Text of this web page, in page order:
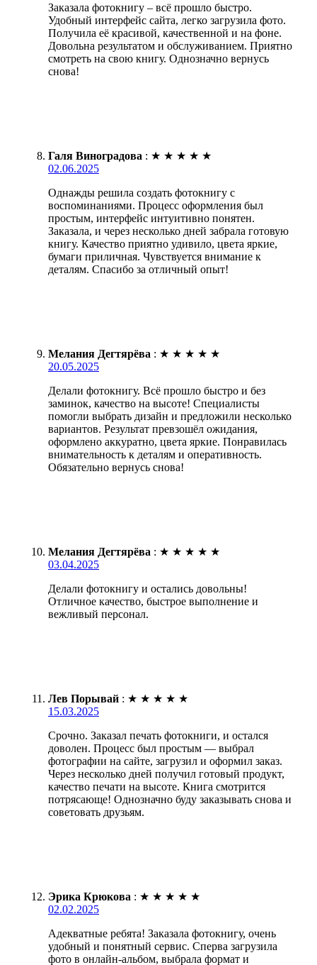
Заказала фотокнигу – всё прошло быстро.
Удобный интерфейс сайта, легко загрузила фото.
Получила её красивой, качественной и на фоне.
Довольна результатом и обслуживанием. Приятно
смотреть на свою книгу. Однозначно вернусь
снова!
Галя Виноградова : ★ ★ ★ ★ ★
02.06.2025
Однажды решила создать фотокнигу с
воспоминаниями. Процесс оформления был
простым, интерфейс интуитивно понятен.
Заказала, и через несколько дней забрала готовую
книгу. Качество приятно удивило, цвета яркие,
бумаги приличная. Чувствуется внимание к
деталям. Спасибо за отличный опыт!
Мелания Дегтярёва : ★ ★ ★ ★ ★
20.05.2025
Делали фотокнигу. Всё прошло быстро и без
заминок, качество на высоте! Специалисты
помогли выбрать дизайн и предложили несколько
вариантов. Результат превзошёл ожидания,
оформлено аккуратно, цвета яркие. Понравилась
внимательность к деталям и оперативность.
Обязательно вернусь снова!
Мелания Дегтярёва : ★ ★ ★ ★ ★
03.04.2025
Делали фотокнигу и остались довольны!
Отличное качество, быстрое выполнение и
вежливый персонал.
Лев Порывай : ★ ★ ★ ★ ★
15.03.2025
Срочно. Заказал печать фотокниги, и остался
доволен. Процесс был простым — выбрал
фотографии на сайте, загрузил и оформил заказ.
Через несколько дней получил готовый продукт,
качество печати на высоте. Книга смотрится
потрясающе! Однозначно буду заказывать снова и
советовать друзьям.
Эрика Крюкова : ★ ★ ★ ★ ★
02.02.2025
Адекватные ребята! Заказала фотокнигу, очень
удобный и понятный сервис. Сперва загрузила
фото в онлайн-альбом, выбрала формат и